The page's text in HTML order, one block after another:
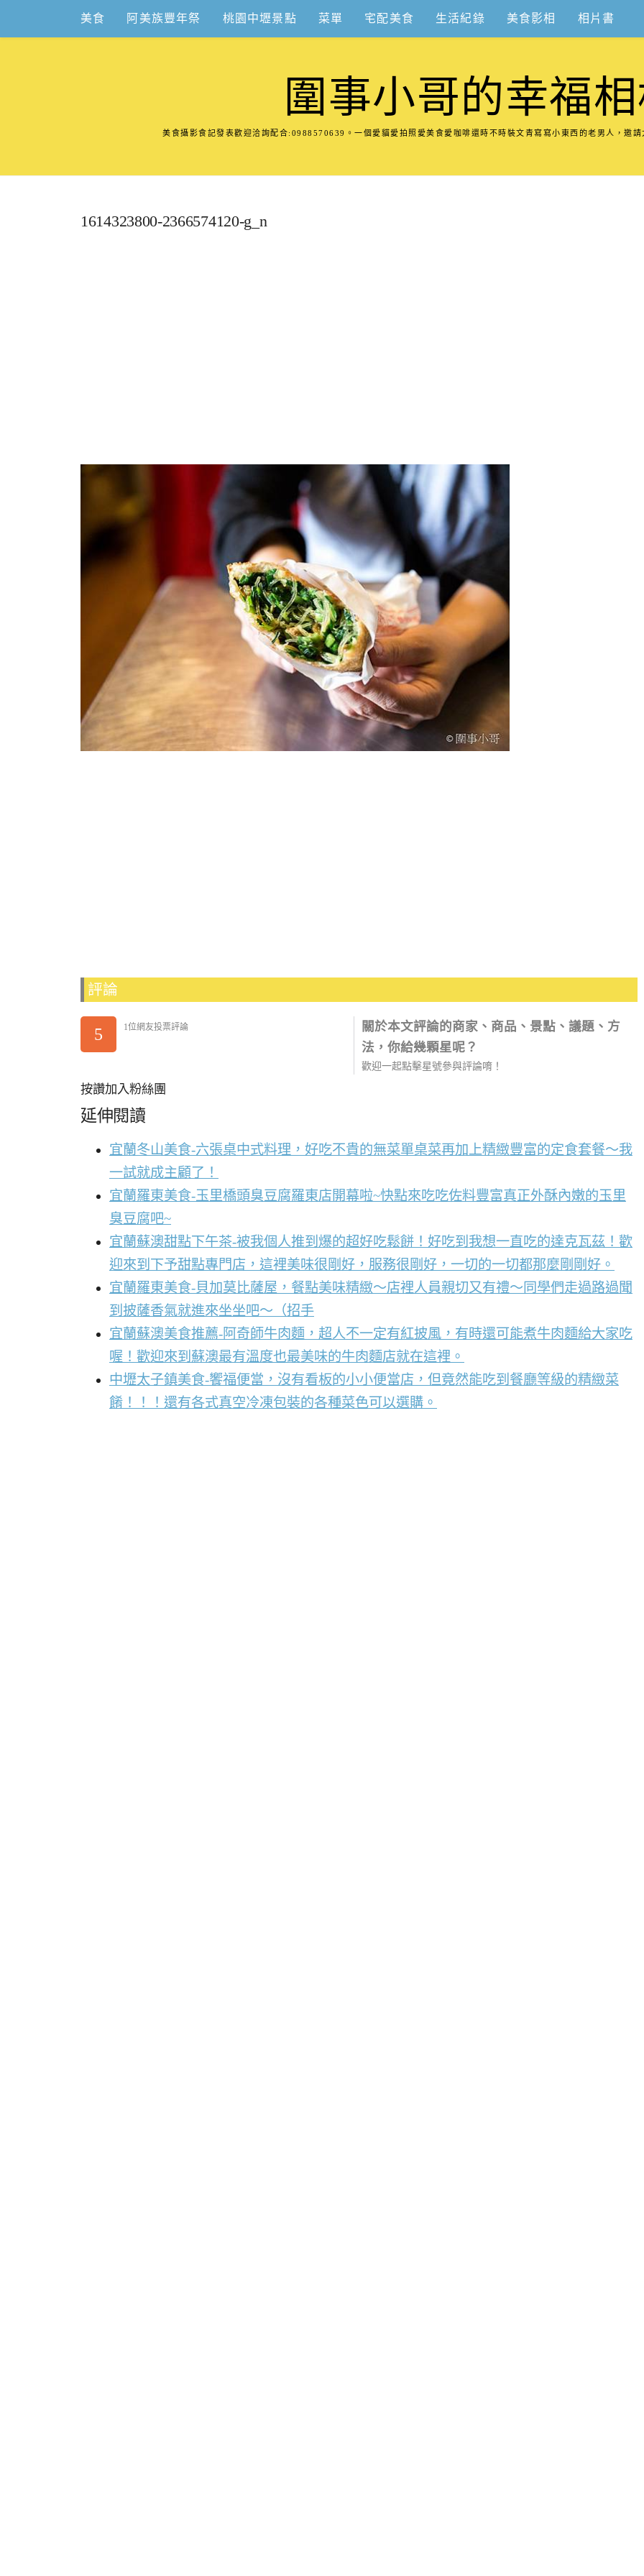
content
美食 阿美族豐年祭 桃園中壢景點 菜單 宅配美食 生活紀錄 美食影相 相片書
圍事小哥的幸福
美食攝影食記發表歡迎洽詢配合:0988570639。一個愛貓愛拍照愛美食愛咖啡還時不時裝文青寫寫小東西的老男人，邀
1614323800-2366574120-g_n
評論
5 1位網友投票評論
關於本文評論的商家、商品、景點、議題、方
法，你給幾顆星呢？
歡迎一起點擊星號參與評論唷！
按讚加入粉絲團
延伸閱讀
宜蘭冬山美食-六張桌中式料理，好吃不貴的無菜單桌菜再加上精緻豐富的定食套餐～我
一試就成主顧了！
宜蘭羅東美食-玉里橋頭臭豆腐羅東店開幕啦~快點來吃吃佐料豐富真正外酥內嫩的玉里
臭豆腐吧~
宜蘭蘇澳甜點下午茶-被我個人推到爆的超好吃鬆餅！好吃到我想一直吃的達克瓦茲！歡
迎來到下予甜點專門店，這裡美味很剛好，服務很剛好，一切的一切都那麼剛剛好。
宜蘭羅東美食-貝加莫比薩屋，餐點美味精緻～店裡人員親切又有禮～同學們走過路過聞
到披薩香氣就進來坐坐吧～（招手
宜蘭蘇澳美食推薦-阿奇師牛肉麵，超人不一定有紅披風，有時還可能煮牛肉麵給大家吃
喔！歡迎來到蘇澳最有溫度也最美味的牛肉麵店就在這裡。
中壢太子鎮美食-饗福便當，沒有看板的小小便當店，但竟然能吃到餐廳等級的精緻菜
餚！！！還有各式真空冷凍包裝的各種菜色可以選購。